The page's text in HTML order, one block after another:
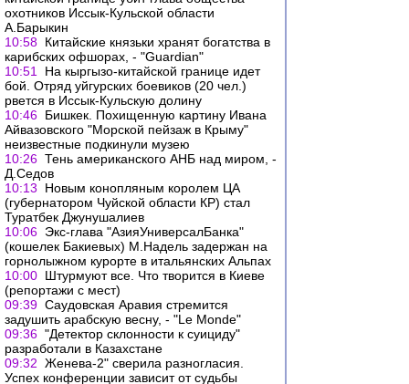
охотников Иссык-Кульской области
А.Барыкин
10:58 Китайские князьки хранят богатства в
карибских офшорах, - "Guardian"
10:51
На кыргызо-китайской границе идет
бой. Отряд уйгурских боевиков (20 чел.)
рвется в Иссык-Кульскую долину
10:46 Бишкек. Похищенную картину Ивана
Айвазовского "Морской пейзаж в Крыму"
неизвестные подкинули музею
10:26 Тень американского АНБ над миром, -
Д.Седов
10:13
Новым конопляным королем ЦА
(губернатором Чуйской области КР) стал
Туратбек Джунушалиев
10:06 Экс-глава "АзияУниверсалБанка"
(кошелек Бакиевых) М.Надель задержан на
горнолыжном курорте в итальянскиx Альпах
10:00 Штурмуют все. Что творится в Киеве
(репортажи с мест)
09:39 Саудовская Аравия стремится
задушить арабскую весну, - "Le Monde"
09:36 "Детектор склонности к суициду"
разработали в Казахстане
09:32 Женева-2" сверила разногласия.
Успех конференции зависит от судьбы